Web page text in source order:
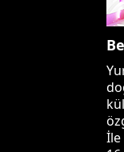
İle